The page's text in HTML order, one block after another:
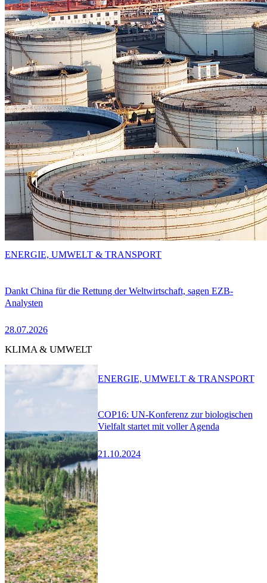
Dankt China für die Rettung der Weltwirtschaft, sagen EZB-
Analysten
28.07.2026
ENERGIE, UMWELT & TRANSPORT
KLIMA & UMWELT
COP16: UN-Konferenz zur biologischen
Vielfalt startet mit voller Agenda
21.10.2024
ENERGIE, UMWELT & TRANSPORT